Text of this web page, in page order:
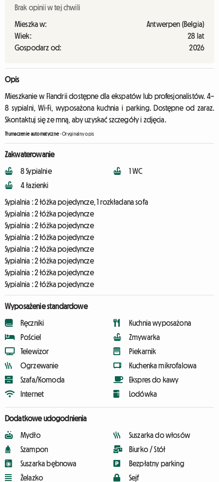
Brak opinii w tej chwili
Mieszka w:
Antwerpen (Belgia)
Wiek:
28 lat
Gospodarz od:
2026
Opis
Mieszkanie w Flandrii dostępne dla ekspatów lub profesjonalistów. 4–
8 sypialni, Wi-Fi, wyposażona kuchnia i parking. Dostępne od zaraz.
Skontaktuj się ze mną, aby uzyskać szczegóły i zdjęcia.
Tłumaczenie automatyczne-Oryginalny opis
Zakwaterowanie
8 Sypialnie
4 łazienki
1 WC
Sypialnia :2 łóżka pojedyncze, 1 rozkładana sofa
Sypialnia :2 łóżka pojedyncze
Sypialnia :2 łóżka pojedyncze
Sypialnia :2 łóżka pojedyncze
Sypialnia :2 łóżka pojedyncze
Sypialnia :2 łóżka pojedyncze
Sypialnia :2 łóżka pojedyncze
Sypialnia :2 łóżka pojedyncze
Wyposażenie standardowe
Ręczniki
Pościel
Telewizor
Ogrzewanie
Szafa/Komoda
Internet
Kuchnia wyposażona
Zmywarka
Piekarnik
Kuchenka mikrofalowa
Ekspres do kawy
Lodówka
Dodatkowe udogodnienia
Mydło
Szampon
Suszarka bębnowa
Żelazko
Suszarka do włosów
Biurko / Stół
Bezpłatny parking
Sejf